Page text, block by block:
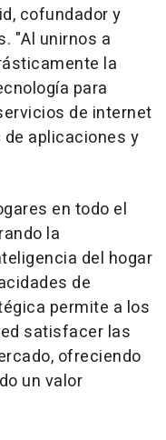
cofundador y
"Al unirnos a
la
para
de internet
aplicaciones y
en todo el
la
del hogar
de
permite a los
satisfacer las
ofreciendo
un valor